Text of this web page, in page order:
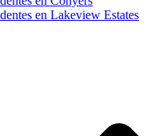
en Lakeview Estates